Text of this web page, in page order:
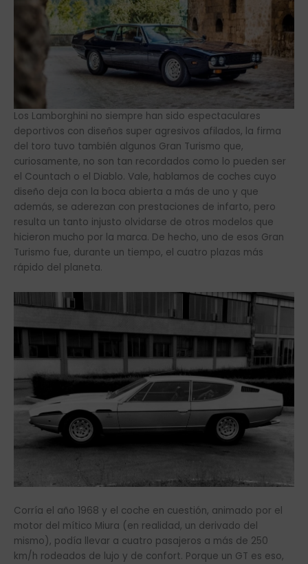
Los Lamborghini no siempre han sido espectaculares
deportivos con diseños super agresivos afilados, la firma
del toro tuvo también algunos Gran Turismo que,
curiosamente, no son tan recordados como lo pueden ser
el Countach o el Diablo. Vale, hablamos de coches cuyo
diseño deja con la boca abierta a más de uno y que
además, se aderezan con prestaciones de infarto, pero
resulta un tanto injusto olvidarse de otros modelos que
hicieron mucho por la marca. De hecho, uno de esos Gran
Turismo fue, durante un tiempo, el cuatro plazas más
rápido del planeta.
Corría el año 1968 y el coche en cuestión, animado por el
motor del mítico Miura (en realidad, un derivado del
mismo), podía llevar a cuatro pasajeros a más de 250
km/h rodeados de lujo y de confort. Porque un GT es eso,